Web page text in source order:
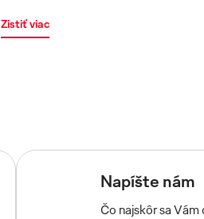
Zistiť viac
Napíšte nám
Čo najskôr sa Vám